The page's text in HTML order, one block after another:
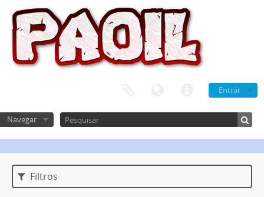
Entrar
Navegar
Filtros